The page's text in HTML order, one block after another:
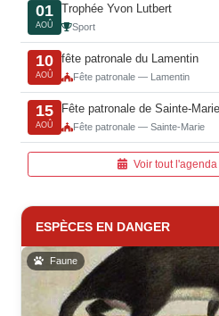
01
AOÛ
Trophée Yvon Lutbert
Sport
10
AOÛ
fête patronale du Lamentin
Fête patronale — Lamentin
15
AOÛ
Fête patronale de Sainte-Marie
Fête patronale — Sainte-Marie
Voir tout l'agenda
ESPÈCES EN DANGER
Faune